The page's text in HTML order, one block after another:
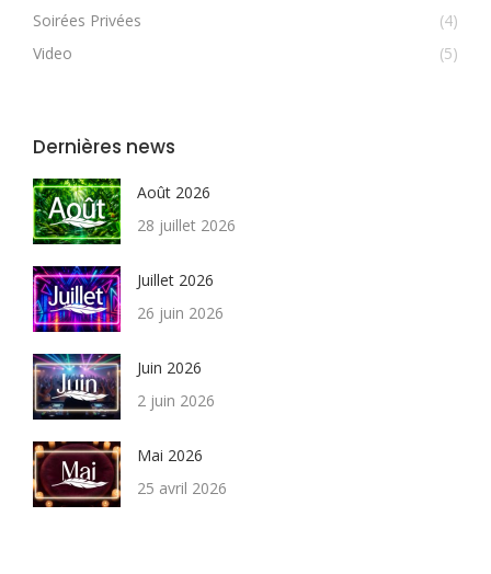
Soirées Privées
(4)
Video
(5)
Dernières news
Août 2026
28 juillet 2026
Juillet 2026
26 juin 2026
Juin 2026
2 juin 2026
Mai 2026
25 avril 2026